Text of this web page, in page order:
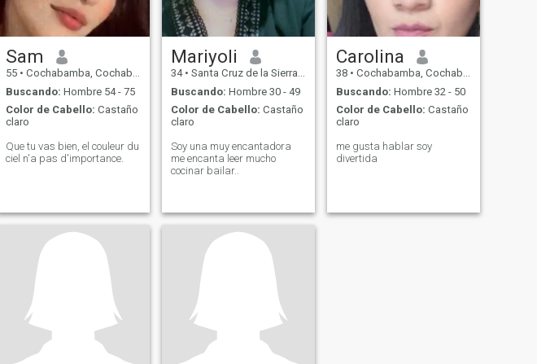
Sam
55 • Cochabamba, Cochabamba, Bolivia
Buscando: Hombre 54 - 75
Color de Cabello: Castaño
claro
Que tu vas bien, el couleur du
ciel n'a pas d'importance.
Mariyoli
34 • Santa Cruz de la Sierra, Santa Cruz, Bolivia
Buscando: Hombre 30 - 49
Color de Cabello: Castaño
claro
Soy una muy encantadora
me encanta leer mucho
cocinar bailar..
Carolina
38 • Cochabamba, Cochabamba, Bolivia
Buscando: Hombre 32 - 50
Color de Cabello: Castaño
claro
me gusta hablar soy
divertida